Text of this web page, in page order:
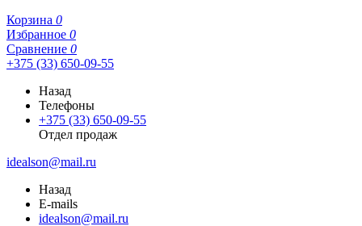
Корзина 0
Избранное 0
Сравнение 0
+375 (33) 650-09-55
Назад
Телефоны
+375 (33) 650-09-55
Отдел продаж
idealson@mail.ru
Назад
E-mails
idealson@mail.ru